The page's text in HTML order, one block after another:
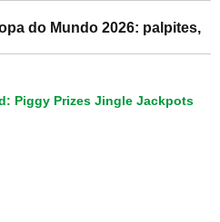
do Mundo 2026: palpites,